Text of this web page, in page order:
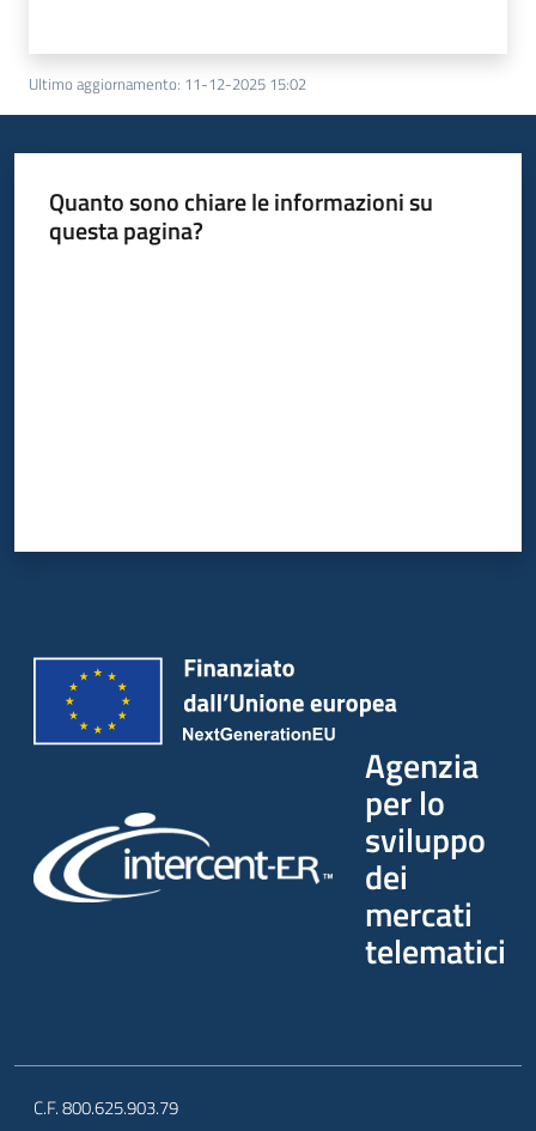
Ultimo aggiornamento: 11-12-2025 15:02
Quanto sono chiare le informazioni su
questa pagina?
Agenzia
per lo
sviluppo
dei
mercati
telematici
C.F. 800.625.903.79